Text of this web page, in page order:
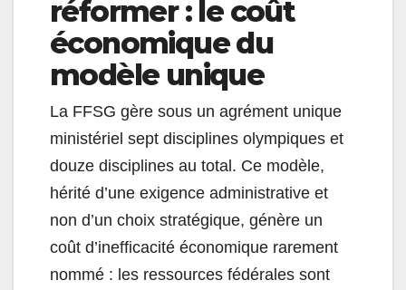
réformer : le coût
économique du
modèle unique
La FFSG gère sous un agrément unique
ministériel sept disciplines olympiques et
douze disciplines au total. Ce modèle,
hérité d’une exigence administrative et
non d’un choix stratégique, génère un
coût d’inefficacité économique rarement
nommé : les ressources fédérales sont